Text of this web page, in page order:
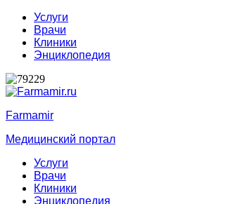
Услуги
Врачи
Клиники
Энциклопедия
Farmamir
Медицинский портал
Услуги
Врачи
Клиники
Энциклопедия